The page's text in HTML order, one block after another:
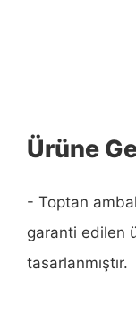
Ürüne
- Toptan
garanti edilen
tasarlanmıştır.